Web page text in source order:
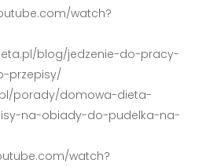
watch?
blog/jedzenie-do-pracy-
przepisy/
porady/domowa-dieta-
na-obiady-do-pudelka-na-
watch?